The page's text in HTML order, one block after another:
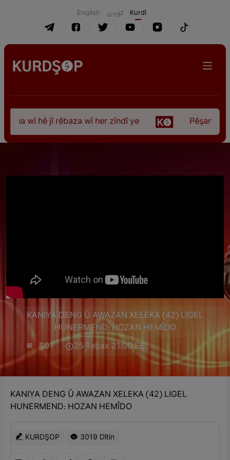
English كوردی Kurdî
wî hê jî rêbaza wî her zîndî ye Pêşangeha
KANIYA DENG Û AWAZAN XELEKA (42) LIGEL
HUNERMEND: HOZAN HEMÎDO
S01
25 Tebax 21:00 EBL
KANIYA DENG Û AWAZAN XELEKA (42) LIGEL
HUNERMEND: HOZAN HEMÎDO
KURDŞOP 3019 Dîtin